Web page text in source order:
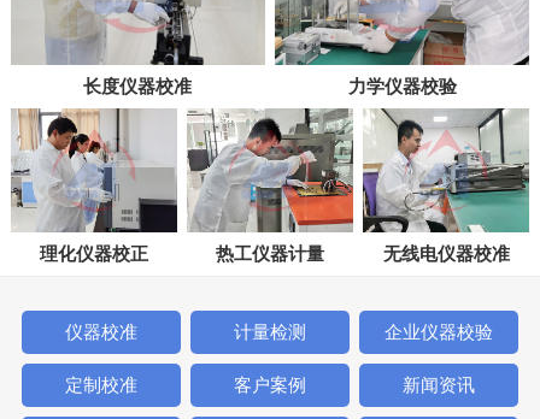
长度仪器校准 力学仪器校验
理化仪器校正 热工仪器计量 无线电仪器校准
仪器校准 计量检测 企业仪器校验
定制校准 客户案例 新闻资讯